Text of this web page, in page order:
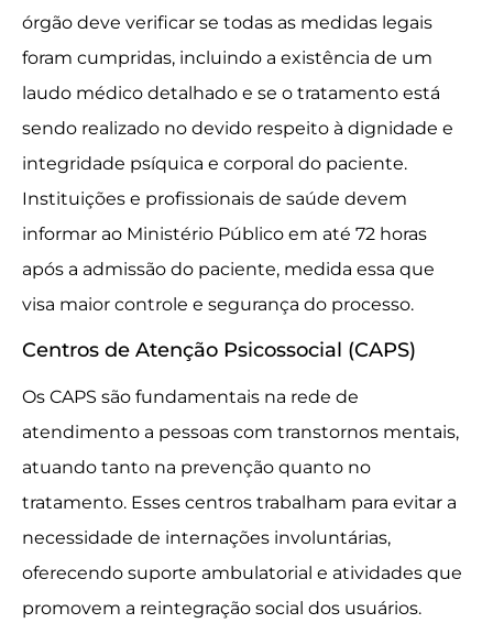
órgão deve verificar se todas as medidas legais
foram cumpridas, incluindo a existência de um
laudo médico detalhado e se o tratamento está
sendo realizado no devido respeito à dignidade e
integridade psíquica e corporal do paciente.
Instituições e profissionais de saúde devem
informar ao Ministério Público em até 72 horas
após a admissão do paciente, medida essa que
visa maior controle e segurança do processo.
Centros de Atenção Psicossocial (CAPS)
Os CAPS são fundamentais na rede de
atendimento a pessoas com transtornos mentais,
atuando tanto na prevenção quanto no
tratamento. Esses centros trabalham para evitar a
necessidade de internações involuntárias,
oferecendo suporte ambulatorial e atividades que
promovem a reintegração social dos usuários.